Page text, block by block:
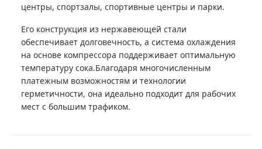
центры, спортзалы, спортивные центры и парки.
Его конструкция из нержавеющей стали
обеспечивает долговечность, а система охлаждения
на основе компрессора поддерживает оптимальную
температуру сока.Благодаря многочисленным
платежным возможностям и технологии
герметичности, она идеально подходит для рабочих
мест с большим трафиком.